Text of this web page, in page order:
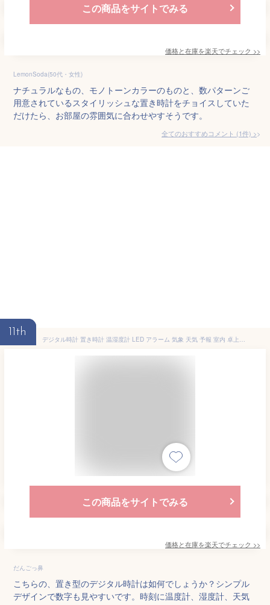
この商品をサイトでみる
価格と在庫を楽天でチェック >>
LemonSoda(50代・女性)
ナチュラルなもの、モノトーンカラーのものと、数パターンご
用意されているスタイリッシュな置き時計をチョイスしていた
だけたら、お部屋の雰囲気に合わせやすそうです。
全てのおすすめコメント (1件) >
11th
デジタル時計 置き時計 温湿度計 LED アラーム 気象 天気 予報 室内 卓上 スタンド バックライト 温度計 湿度計 曜日 スヌーズ USB給電
この商品をサイトでみる
価格と在庫を楽天でチェック >>
だんごっ鼻
こちらの、置き型のデジタル時計は如何でしょうか？シンプル
デザインで数字も見やすいです。時刻に温度計、湿度計、天気